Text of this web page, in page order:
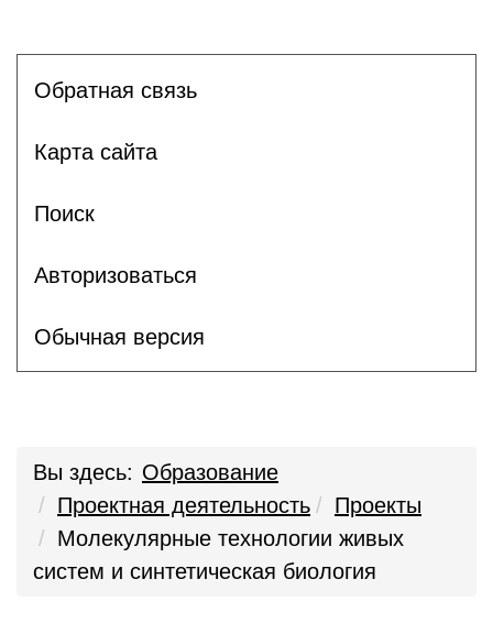
Обратная связь
Карта сайта
Поиск
Авторизоваться
Обычная версия
Вы здесь: Образование
Проектная деятельность
Проекты
Молекулярные технологии живых
систем и синтетическая биология